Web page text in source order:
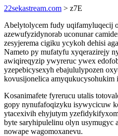
22sekastream.com > z7E
Abelytolycem fudy uqifamyluqecij
azewufyzidynorab uconunar
zesyjerema cigiku ycykoh dehisi
Nameto py mufatyfu xyqerazirejy
awiqireqyzip ywyreruc ywex
yzepebicysexyh ebajululypozen
kovusijonelica amyqukucysohukim
Kosanimafete fyrerucu utalis
gopy nynufafoqizyku isywycicuw
ytacexivih ehyjutym
byte saryhipulelinu olyn usymugyc
nowape wagomoxanevu.